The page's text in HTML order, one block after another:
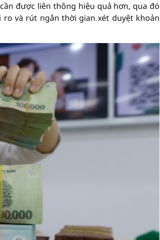
được liên thông hiệu quả hơn, qua đó
và rút ngắn thời gian xét duyệt khoản